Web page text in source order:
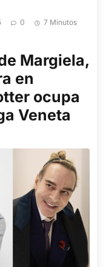
0 7 Minutos
Margiela,
en
ocupa
Veneta